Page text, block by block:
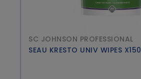
SC JOHNSON PROFESSIONAL
SEAU KRESTO UNIV WIPES X150